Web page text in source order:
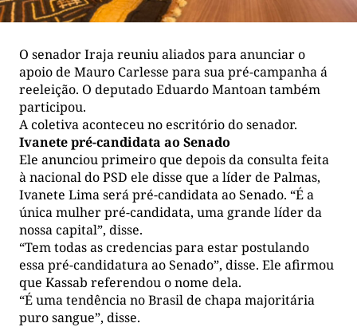
O senador Iraja reuniu aliados para anunciar o
apoio de Mauro Carlesse para sua pré-campanha á
reeleição. O deputado Eduardo Mantoan também
participou.
A coletiva aconteceu no escritório do senador.
Ivanete pré-candidata ao Senado
Ele anunciou primeiro que depois da consulta feita
à nacional do PSD ele disse que a líder de Palmas,
Ivanete Lima será pré-candidata ao Senado. “É a
única mulher pré-candidata, uma grande líder da
nossa capital”, disse.
“Tem todas as credencias para estar postulando
essa pré-candidatura ao Senado”, disse. Ele afirmou
que Kassab referendou o nome dela.
“É uma tendência no Brasil de chapa majoritária
puro sangue”, disse.